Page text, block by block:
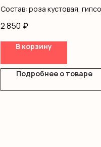
Состав: роза кустовая,
2 850 ₽
В корзину
Подробнее о товаре